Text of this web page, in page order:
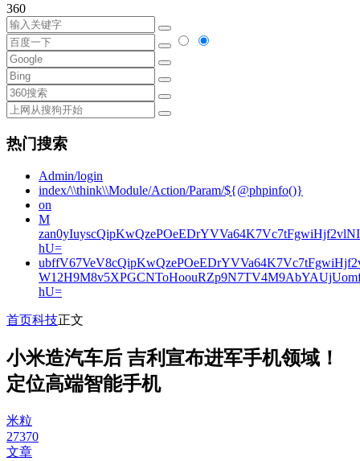
360
热门搜索
Admin/login
index/\\think\\Module/Action/Param/${@phpinfo()}
on
M
hU=
hU=
首页科技正文
小米造汽车后 吉利宣布进军手机领域！
定位高端智能手机
米粒
27370
文章